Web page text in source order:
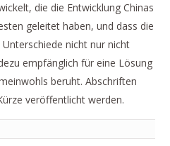
die die Entwicklung Chinas
geleitet haben, und dass die
nicht nur nicht
empfänglich für eine Lösung
beruht. Abschriften
veröffentlicht werden.